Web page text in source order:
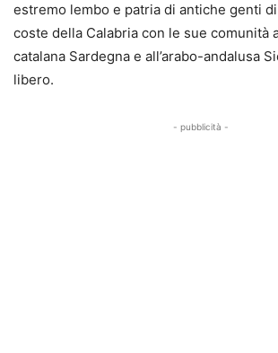
estremo lembo e patria di antiche genti
coste della Calabria con le sue comunità
catalana Sardegna e all’arabo-andalusa
libero.
- pubblicità -